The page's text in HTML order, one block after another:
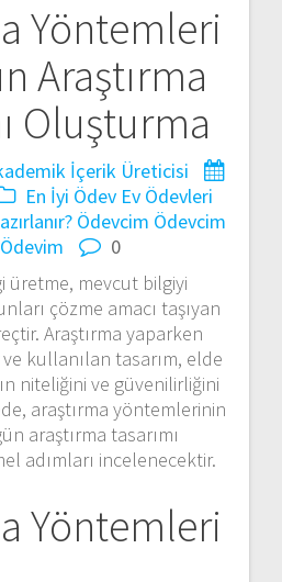
Yöntemleri
Araştırma
Oluşturma
İçerik Üreticisi
En İyi Ödev Ev Ödevleri
Ödevcim Ödevcim
Ödevim
0
üretme, mevcut bilgiyi
çözme amacı taşıyan
Araştırma yaparken
kullanılan tasarım, elde
niteliğini ve güvenilirliğini
araştırma yöntemlerinin
araştırma tasarımı
adımları incelenecektir.
Yöntemleri